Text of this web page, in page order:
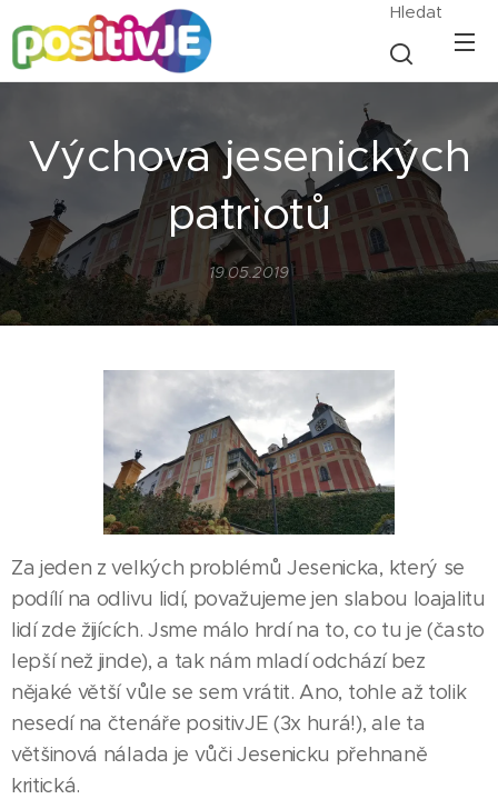
Hledat
Výchova jesenických
patriotů
19.05.2019
Za jeden z velkých problémů Jesenicka, který se
podílí na odlivu lidí, považujeme jen slabou loajalitu
lidí zde žijících. Jsme málo hrdí na to, co tu je (často
lepší než jinde), a tak nám mladí odchází bez
nějaké větší vůle se sem vrátit. Ano, tohle až tolik
nesedí na čtenáře positivJE (3x hurá!), ale ta
většinová nálada je vůči Jesenicku přehnaně
kritická.